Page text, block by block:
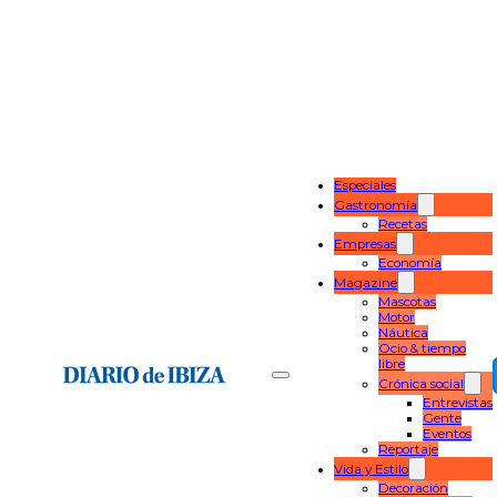
Especiales
Gastronomía
Recetas
Empresas
Economía
Magazine
Mascotas
Motor
Náutica
Ocio & tiempo
libre
Crónica social
Entrevistas
Gente
Eventos
Reportaje
Vida y Estilo
Decoración